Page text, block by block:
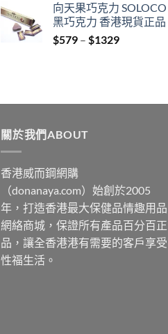
$529
through
$3429
向天果巧克力 SOLOCO
黑巧克力 香港現貨正品
$579 – $1329Price
關於我們ABOUT
香港威而鋼網購
（donanaya.com）始創於2005
年，打造香港最大保健品情趣用品
網絡商城，保證所有產品百分百正
品，讓全香港港有需要的客戶享受
性福生活。